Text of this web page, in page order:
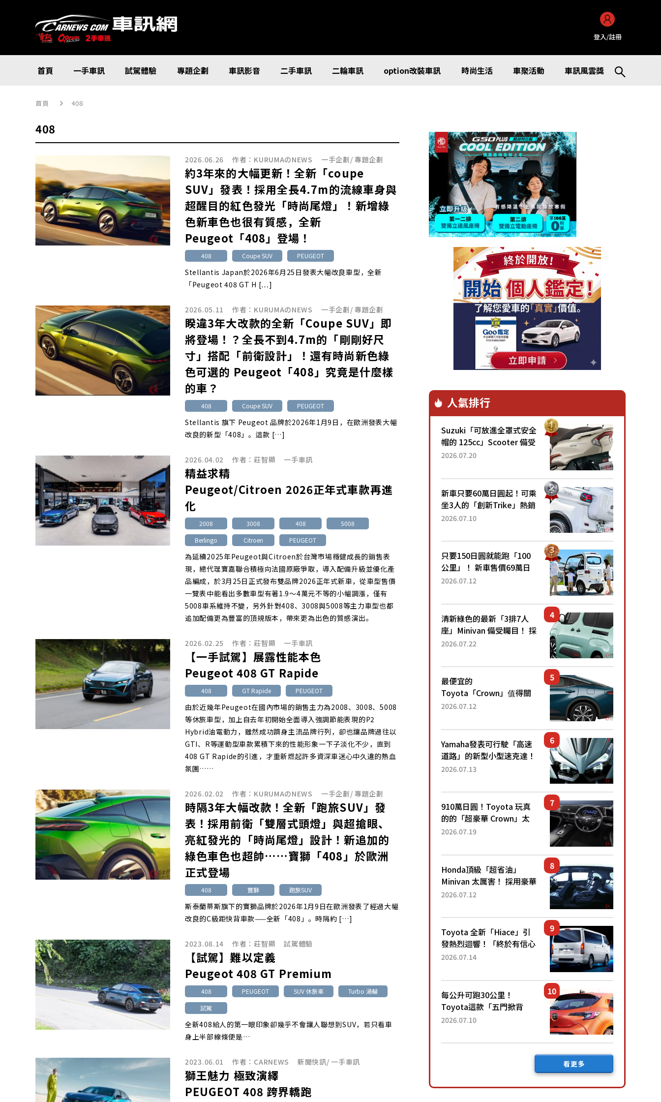
登入/註冊
首頁 一手車訊 試駕體驗 專題企劃 車訊影音 二手車訊 二輪車訊 option改裝車訊 時尚生活 車聚活動 車訊風雲獎
首頁 408
408
2026.06.26 作者： KURUMAのNEWS 一手企劃 /專題企劃
約3年來的大幅更新！全新「coupe
SUV」發表！採用全長4.7m的流線車身與
超醒目的紅色發光「時尚尾燈」！新增綠
色新車色也很有質感，全新
Peugeot「408」登場！
408 Coupe SUV PEUGEOT
Stellantis Japan於2026年6月25日發表大幅改良車型，全新
「Peugeot 408 GT H […]
2026.05.11 作者： KURUMAのNEWS 一手企劃 /專題企劃
睽違3年大改款的全新「Coupe SUV」即
將登場！？全長不到4.7m的「剛剛好尺
寸」搭配「前衛設計」！還有時尚新色綠
色可選的 Peugeot「408」究竟是什麼樣
的車？
408 Coupe SUV PEUGEOT
Stellantis 旗下 Peugeot 品牌於2026年1月9日，在歐洲發表大幅
改良的新型「408」。這款 […]
2026.04.02 作者：莊智顯 一手車訊
精益求精
Peugeot/Citroen 2026正年式車款再進
化
2008 3008 408
5008
Berlingo
Citroen PEUGEOT
為延續2025年Peugeot與Citroen於台灣市場穩健成長的銷售表
現，總代理寶嘉聯合積極向法國原廠爭取，導入配備升級並優化產
品編成，於3月25日正式發布雙品牌2026正年式新車，從車型售價
一覽表中能看出多數車型有著1.9～4萬元不等的小幅調漲，僅有
5008車系維持不變，另外針對408、3008與5008等主力車型也都
追加配備更為豐富的頂規版本，帶來更為出色的質感演出。
2026.02.25 作者：莊智顯 一手車訊
【一手試駕】展露性能本色
Peugeot 408 GT Rapide
408 GT Rapide PEUGEOT
由於近幾年Peugeot在國內市場的銷售主力為2008、3008、5008
等休旅車型，加上自去年初開始全面導入強調節能表現的P2
Hybrid油電動力，雖然成功躋身主流品牌行列，卻也讓品牌過往以
GTI、R等運動型車款累積下來的性能形象一下子淡化不少，直到
408 GT Rapide的引進，才重新燃起許多資深車迷心中久違的熱血
氛圍……
2026.02.02 作者： KURUMAのNEWS 一手企劃 /專題企劃
時隔3年大幅改款！全新「跑旅SUV」發
表！採用前衛「雙層式頭燈」與超搶眼、
亮紅發光的「時尚尾燈」設計！新追加的
綠色車色也超帥……寶獅「408」於歐洲
正式登場
408 寶獅 跑旅SUV
斯泰蘭蒂斯旗下的寶獅品牌於2026年1月9日在歐洲發表了經過大幅
改良的C級距快背車款——全新「408」。時隔約 […]
2023.08.14 作者：莊智顯 試駕體驗
【試駕】難以定義
Peugeot 408 GT Premium
408 PEUGEOT SUV 休旅車
Turbo 渦輪
試駕
全新408給人的第一眼印象卻幾乎不會讓人聯想到SUV，若只看車
身上半部線條便是…
2023.06.01 作者： CARNEWS 新聞快訊/ 一手車訊
獅王魅力 極致演繹
PEUGEOT 408 跨界轎跑
人氣排行
Suzuki「可放進全罩式安全
帽的 125cc」Scooter 備受
矚目！採用全新流線設計與
已陸續開始出口的新款
「B...
2026.07.20
新車只要60萬日圓起！可乘
坐3人的「創新Trike」熱銷
大賣成為人氣車款！「養車
日圓就能跑100公里」「小
朋友坐得...
2026.07.10
只要150日圓就能跑「100
公里」！ 新車售價69萬日
圓的「3人座」Trike大受歡
為何能迅速熱賣？
2026.07.12
清新綠色的最新「3排7人
座」Minivan 備受矚目！ 採
用全長4.7公尺剛剛好的車
還推出467萬元日圓起的5
人座版...
2026.07.22
最便宜的
Toyota「Crown」值得關
注！ 搭載4WD、每公升
眼！ 配備豐富、超越售價
水準，堪稱高CP值代表的
「...
2026.07.12
Yamaha發表可行駛「高速
道路」的新型小型速克達！
搭載能享受超強勁「渦輪
高階「Super Sport」車款
相同的...
2026.07.13
910萬日圓！Toyota 玩真
的的「超豪華 Crown」太
厲害了！採用由「匠人技
運動化「底盤設定」！還配
備專屬豪華...
2026.07.19
Honda頂級「超省油」
Minivan 太厲害！ 採用豪華
「真皮座椅」與專屬「黑色
公里，兼具優異節能表現與
舒適「三...
2026.07.12
Toyota 全新「Hiace」引
發熱烈迴響！「終於有信心
下訂了！」「哪個等級交車
後竟然還要等「超過半年」
才能交車？...
2026.07.14
每公升可跑30公里！
Toyota這款「五門掀背
車」真的很厲害！ 擁有全
尺寸」，配備全面升級！
2026.07.10
看更多